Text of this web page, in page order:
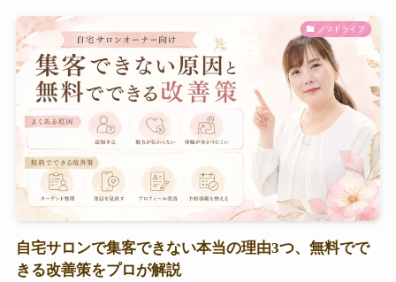
ノマドライフ
自宅サロンで集客できない本当の理由3つ、無料でで
きる改善策をプロが解説